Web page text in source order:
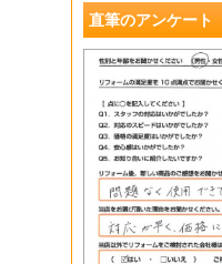
直筆のアンケート